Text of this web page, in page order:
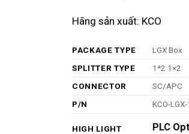
Hãng sản xuất: KCO
PACKAGE TYPE LGX Box
SPLITTER TYPE
1*2 1×2
CONNECTOR
SC/APC
P/N
KCO-
HIGH LIGHT PLC